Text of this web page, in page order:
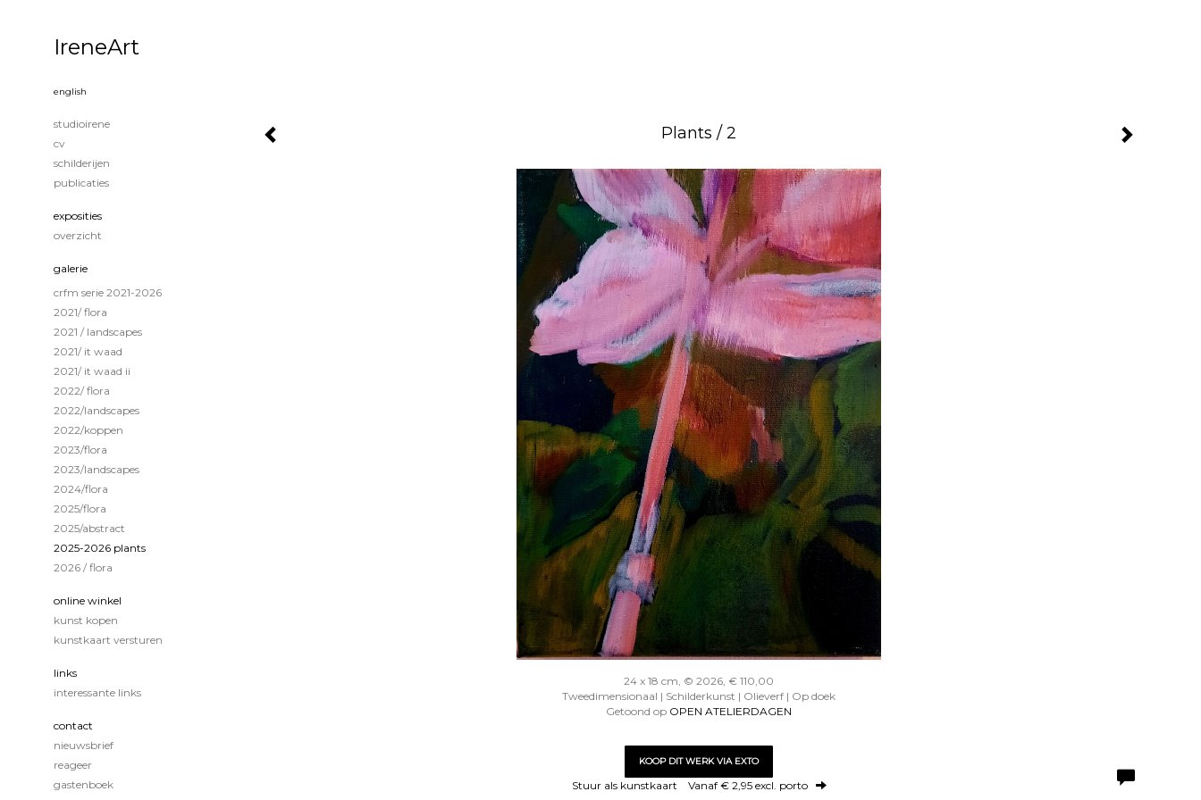
Plants / 2
24 x 18 cm, © 2026, € 110,00
Tweedimensionaal | Schilderkunst | Olieverf | Op doek
Getoond op OPEN ATELIERDAGEN
KOOP DIT WERK VIA EXTO
Stuur als kunstkaart Vanaf € 2,95 excl. porto
IreneArt
english
studioirene
cv
schilderijen
publicaties
exposities
overzicht
galerie
crfm serie 2021-2026
2021/ flora
2021 / landscapes
2021/ it waad
2021/ it waad ii
2022/ flora
2022/landscapes
2022/koppen
2023/flora
2023/landscapes
2024/flora
2025/flora
2025/abstract
2025-2026 plants
2026 / flora
online winkel
kunst kopen
kunstkaart versturen
links
interessante links
contact
nieuwsbrief
reageer
gastenboek